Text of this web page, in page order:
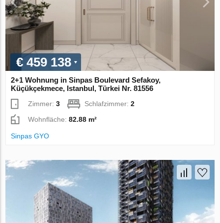
€ 459 138
2+1 Wohnung in Sinpas Boulevard Sefakoy,
Küçükçekmece, Istanbul, Türkei Nr. 81556
Zimmer:3 Schlafzimmer:2
Wohnfläche:82.88 m²
Sinpas GYO